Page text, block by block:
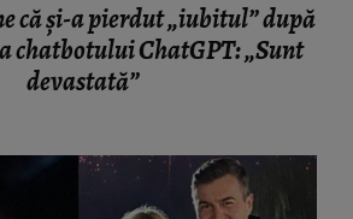
că și-a pierdut „iubitul” după
chatbotului ChatGPT: „Sunt
devastată”